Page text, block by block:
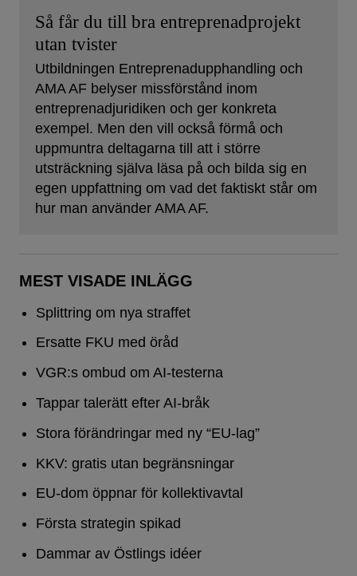
Så får du till bra entreprenadprojekt
utan tvister
Utbildningen Entreprenadupphandling och
AMA AF belyser missförstånd inom
entreprenadjuridiken och ger konkreta
exempel. Men den vill också förmå och
uppmuntra deltagarna till att i större
utsträckning själva läsa på och bilda sig en
egen uppfattning om vad det faktiskt står om
hur man använder AMA AF.
MEST VISADE INLÄGG
Splittring om nya straffet
Ersatte FKU med öråd
VGR:s ombud om AI-testerna
Tappar talerätt efter AI-bråk
Stora förändringar med ny “EU-lag”
KKV: gratis utan begränsningar
EU-dom öppnar för kollektivavtal
Första strategin spikad
Dammar av Östlings idéer